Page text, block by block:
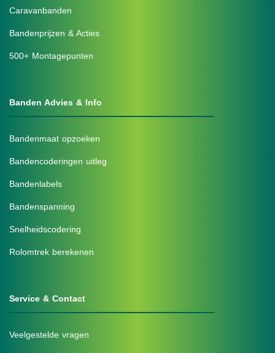
Caravanbanden
Bandenprijzen & Acties
500+ Montagepunten
Banden Advies & Info
Bandenmaat opzoeken
Bandencoderingen uitleg
Bandenlabels
Bandenspanning
Snelheidscodering
Rolomtrek berekenen
Service & Contact
Veelgestelde vragen